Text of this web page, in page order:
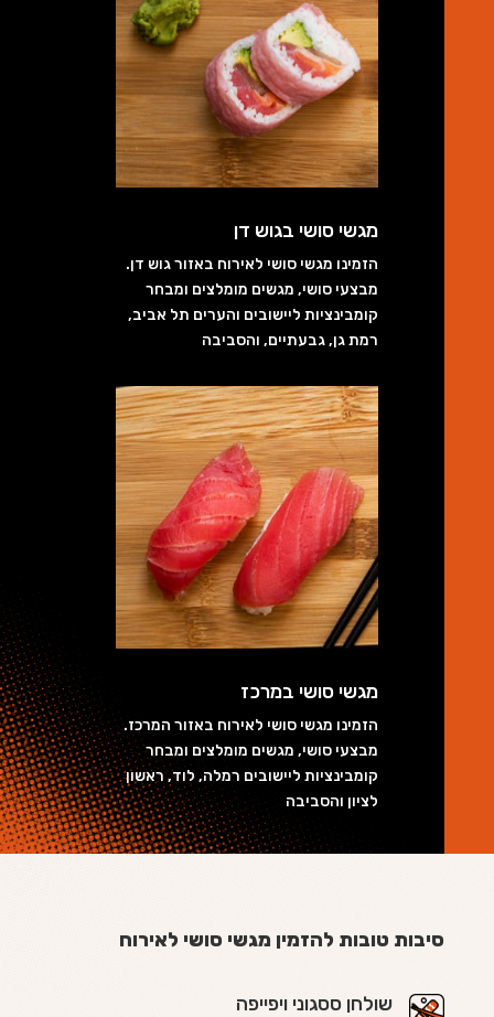
מגשי סושי בגוש דן
הזמינו מגשי סושי לאירוח באזור גוש דן.
מבצעי סושי, מגשים מומלצים ומבחר
קומבינציות ליישובים והערים תל אביב,
רמת גן, גבעתיים, והסביבה
מגשי סושי במרכז
הזמינו מגשי סושי לאירוח באזור המרכז.
מבצעי סושי, מגשים מומלצים ומבחר
קומבינציות ליישובים רמלה, לוד, ראשון
לציון והסביבה
סיבות טובות להזמין מגשי סושי לאירוח
שולחן ססגוני ויפייפה